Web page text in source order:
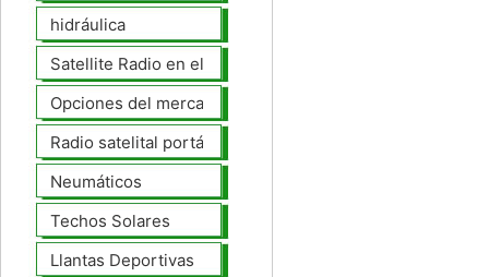
hidráulica
Satellite Radio en el tablero
Opciones del mercado de accesorios del interior
Radio satelital portátil
Neumáticos
Techos Solares
Llantas Deportivas